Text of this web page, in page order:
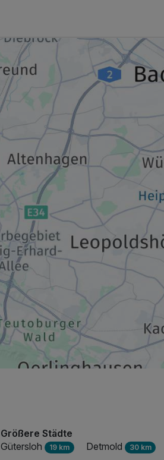
Größere Städte
Gütersloh 19 km Detmold 30 km